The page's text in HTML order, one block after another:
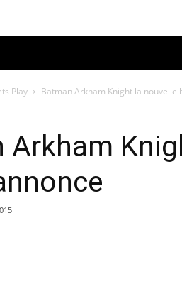
Play Batman Arkham Knight la nouvelle
Arkham